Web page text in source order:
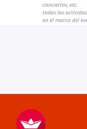
conciertos, etc.
todas las
en el marco del